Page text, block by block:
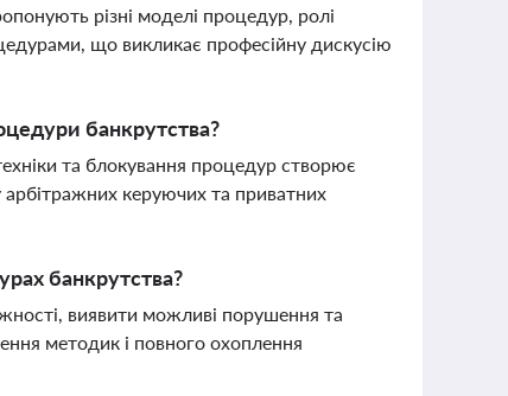
різні моделі процедур, ролі
що викликає професійну дискусію
банкрутства?
та блокування процедур створює
арбітражних керуючих та приватних
банкрутства?
виявити можливі порушення та
методик і повного охоплення